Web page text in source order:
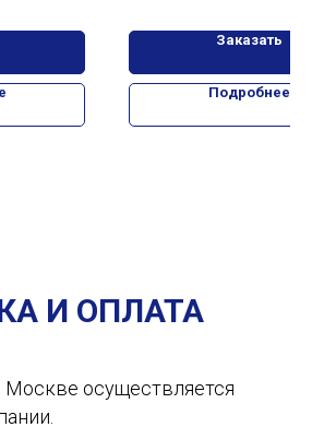
Заказать
Подробнее
И ОПЛАТА
Москве осуществляется